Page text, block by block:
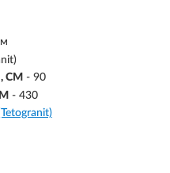
СМ - 90
- 430